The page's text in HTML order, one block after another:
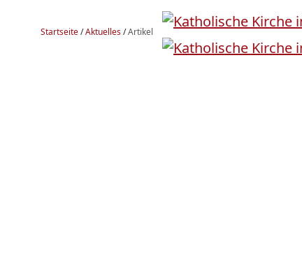
Startseite/Aktuelles/Artikel